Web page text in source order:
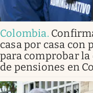
Colombia.
casa por casa
para comprobar
de pensiones en